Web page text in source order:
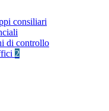
consiliari
di controllo
2